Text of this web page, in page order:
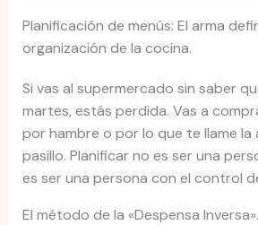
Planificación de menús: El arma
organización de la cocina.
Si vas al supermercado sin saber
martes, estás perdida. Vas a
por hambre o por lo que te llame la
pasillo. Planificar no es ser una
es ser una persona con el control
El método de la «Despensa Inversa».